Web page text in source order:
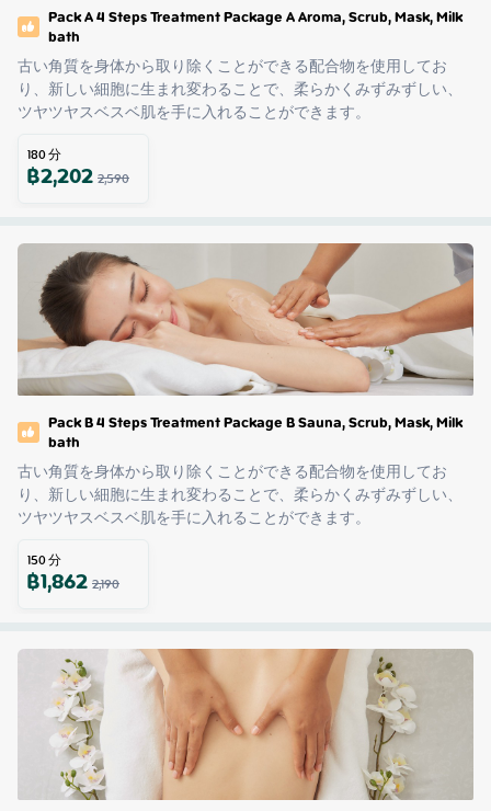
Pack A 4 Steps Treatment Package A Aroma, Scrub, Mask, Milk
bath
古い角質を身体から取り除くことができる配合物を使用してお
り、新しい細胞に生まれ変わることで、柔らかくみずみずしい、
ツヤツヤスベスベ肌を手に入れることができます。
180分
฿2,2022,590
Pack B 4 Steps Treatment Package B Sauna, Scrub, Mask, Milk
bath
古い角質を身体から取り除くことができる配合物を使用してお
り、新しい細胞に生まれ変わることで、柔らかくみずみずしい、
ツヤツヤスベスベ肌を手に入れることができます。
150分
฿1,8622,190